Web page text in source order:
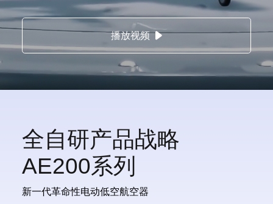
播放视频
全自研产品战略
AE200系列
新一代革命性电动低空航空器